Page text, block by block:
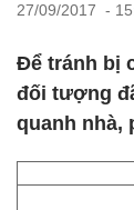
27/09/2017 -
Để tránh bị
đối tượng
quanh nhà,